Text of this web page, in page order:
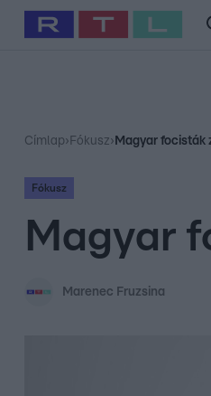
Babits Marcella Szellő
Címlap› Fókusz› Magyar focisták
Fókusz
Magyar
Marenec Fruzsina